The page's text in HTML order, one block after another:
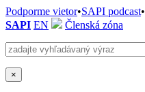
Podporme vietor•SAPI podcast•
SAPI EN Členská zóna
×